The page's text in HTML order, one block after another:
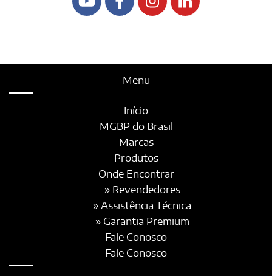
Menu
Início
MGBP do Brasil
Marcas
Produtos
Onde Encontrar
» Revendedores
» Assistência Técnica
» Garantia Premium
Fale Conosco
Fale Conosco